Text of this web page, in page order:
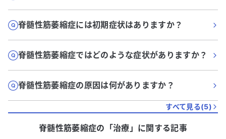
脊髄性筋萎縮症には初期症状はありますか？
脊髄性筋萎縮症ではどのような症状がありますか？
脊髄性筋萎縮症の原因は何がありますか？
すべて見る(5)
脊髄性筋萎縮症の「治療 」に関する記事